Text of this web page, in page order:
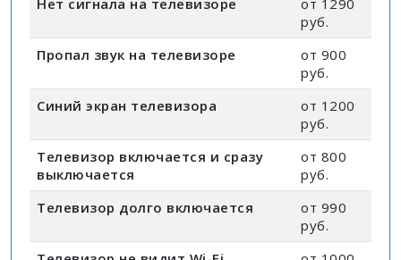
Нет сигнала на телевизоре
от 1290
руб.
Пропал звук на телевизоре
от 900
руб.
Синий экран телевизора
от 1200
руб.
Телевизор включается и сразу
выключается
от 800
руб.
Телевизор долго включается
от 990
руб.